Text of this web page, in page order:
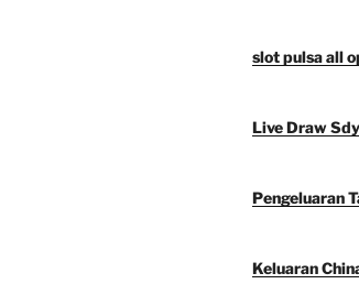
slot pulsa all
Live Draw Sdy
Pengeluaran
Keluaran